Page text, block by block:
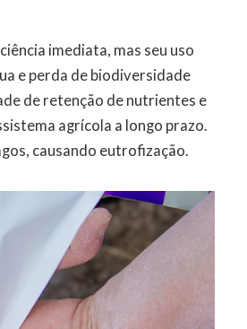
imediata, mas seu uso
e perda de biodiversidade
de retenção de nutrientes e
agrícola a longo prazo.
causando eutrofização.